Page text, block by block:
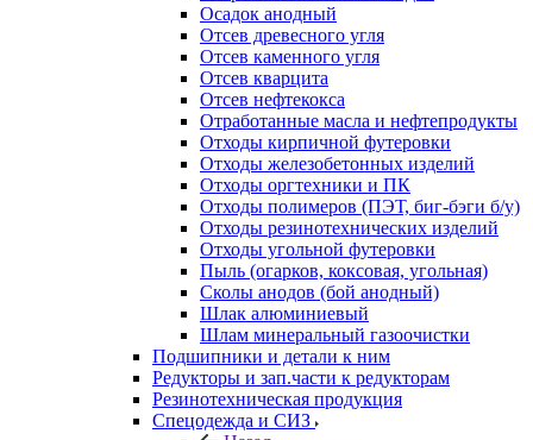
Осадок анодный
Отсев древесного угля
Отсев каменного угля
Отсев кварцита
Отсев нефтекокса
Отработанные масла и нефтепродукты
Отходы кирпичной футеровки
Отходы железобетонных изделий
Отходы оргтехники и ПК
Отходы полимеров (ПЭТ, биг-бэги б/у)
Отходы резинотехнических изделий
Отходы угольной футеровки
Пыль (огарков, коксовая, угольная)
Сколы анодов (бой анодный)
Шлак алюминиевый
Шлам минеральный газоочистки
Подшипники и детали к ним
Редукторы и зап.части к редукторам
Резинотехническая продукция
Спецодежда и СИЗ